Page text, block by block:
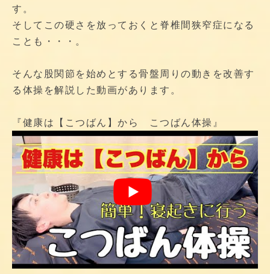
す。
そしてこの硬さを放っておくと脊椎間狭窄症になる
ことも・・・。
そんな股関節を始めとする骨盤周りの動きを改善す
る体操を解説した動画があります。
『健康は【こつばん】から こつばん体操』